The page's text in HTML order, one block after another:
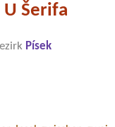
Šerifa
Písek